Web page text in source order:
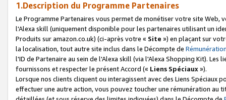
1.Description du Programme Partenaires
Le Programme Partenaires vous permet de monétiser votre site Web,
l'Alexa skill (uniquement disponible pour les partenaires utilisant un
Produits sur amazon.co.uk) (ci-après votre « Site ») en plaçant sur
la localisation, tout autre site inclus dans le Décompte de
l'ID de Partenaire au sein de l'Alexa skill (via l'Alexa Shopping Kit).
fournissons et respecter le présent Accord (« Liens Spéciaux»).
Lorsque nos clients cliquent ou interagissent avec des Liens Spéciaux
effectuer une autre action, vous pouvez toucher une rémunération